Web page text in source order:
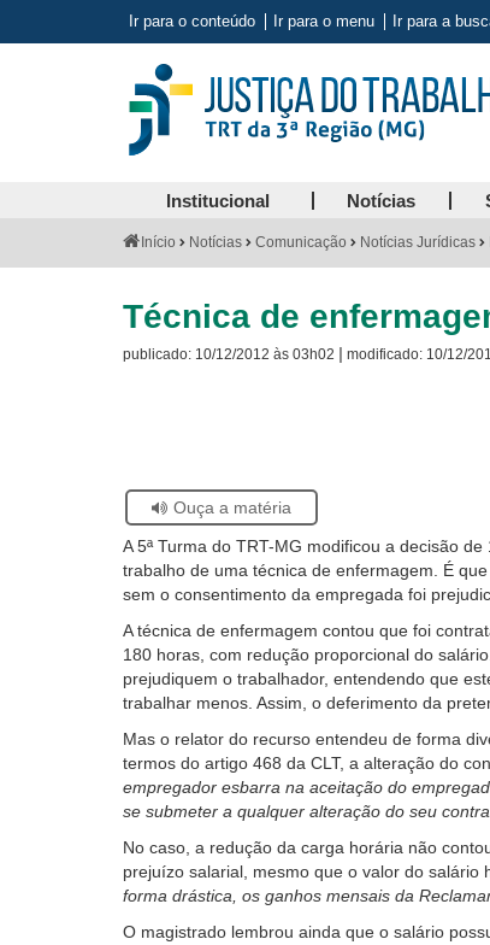
Ir para o conteúdo Ir para o menu Ir para a
Institucional Notícias
VocêInício Notícias Comunicação Notícias Jurídicas
Técnica de
publicado: 10/12/2012 às 03h02 | modificado: 10/12/
Acervo
Histórico
Se
estiver
usando
leitor
de
tela,
ignore
este
botão.
é
um
recurso
de
acessibilidade
para
pessoas
baixa
Ouça a matéria
A 5ª Turma do TRT-MG modificou a decisão
trabalho de uma técnica de enfermagem. É
sem o consentimento da empregada foi
A técnica de enfermagem contou que foi
180 horas, com redução proporcional do
prejudiquem o trabalhador, entendendo que
trabalhar menos. Assim, o deferimento da
Mas o relator do recurso entendeu de forma
termos do artigo 468 da CLT, a alteração do
empregador esbarra na aceitação do
se submeter a qualquer alteração do seu
No caso, a redução da carga horária não
prejuízo salarial, mesmo que o valor do salário
forma drástica, os ganhos mensais da
O magistrado lembrou ainda que o salário